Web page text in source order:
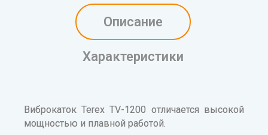
Описание
Характеристики
Виброкаток Terex TV-1200 отличается высокой
мощностью и плавной работой.